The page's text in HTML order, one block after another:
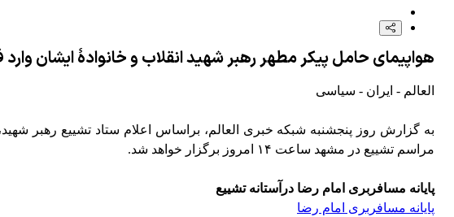
بیانیه مهم مقاومت اسلامی عراق درباره پاسخ به آمریکا و عربستان
سردرگمی تل‌آویو در برابر توافق و افزایش ترس از امتیازدهی آمریکا! +فیلم
کارشناس نظامی یمنی: عملیات یمن، طرح گسترده عربستان را خنثی کرد +فیلم
هواپیمای حامل پیکر مطهر رهبر شهید انقلاب و خانوادهٔ ایشان
العالم - ایران - سیاسی
به گزارش روز پنجشنبه شبکه خبری العالم، براساس اعلام ستاد تشییع رهبر
مراسم تشییع در مشهد ساعت ۱۴ امروز برگزار خواهد شد.
پایانه مسافربری امام رضا درآستانه تشییع
پایانه مسافربری امام رضا